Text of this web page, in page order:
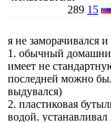
289 15
я не заморачивался
1. обычный
имеет не
последней можно
выдувался)
2. пластиковая
водой.